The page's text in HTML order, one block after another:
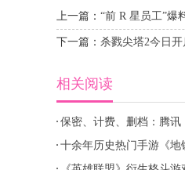
上一篇： “前 R 星员工”爆
下一篇： 杀戮尖塔2今日
相关阅读
保密、计费、删档：腾讯
启，覆盖 PC、安卓、iOS
十余年历史热门手游《地